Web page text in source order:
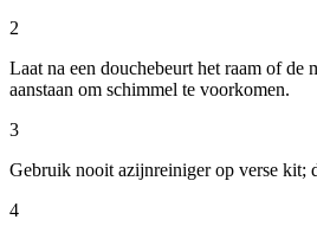
2
Laat na een douchebeurt het raam of de
aanstaan om schimmel te voorkomen.
3
Gebruik nooit azijnreiniger op verse kit;
4